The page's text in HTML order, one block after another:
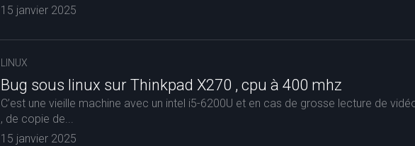
15 janvier 2025
LINUX
Bug sous linux sur Thinkpad X270 , cpu à 400 mhz
C’est une vieille machine avec un intel i5-6200U et en cas de grosse lecture de
, de copie de...
15 janvier 2025